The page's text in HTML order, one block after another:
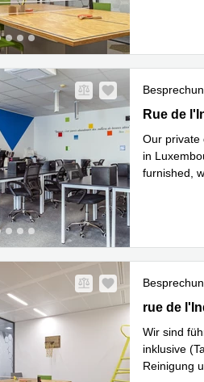
15 rue de
Rue de
Our private
in
furnished,
19 rue de
rue de
Wir sind
inklusive
Reinigung